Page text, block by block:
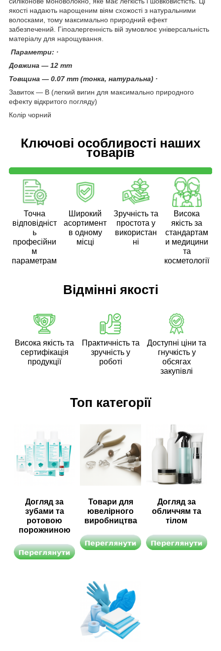
якості надають нарощеним віям схожості з натуральними
волосками, тому максимально природний ефект
забезпечений. Гіпоалергенність вій зумовлює універсальність
матеріалу для нарощування.
Параметри: ·
Довжина — 12 mm
Товщина — 0.07 mm (тонка, натуральна) ·
Завиток — В (легкий вигин для максимально природного
ефекту відкритого погляду)
Колір чорний
Ключові особливості наших
товарів
Точна
відповідніст
ь
професійни
м
параметрам
Широкий
асортимент
в одному
місці
Зручність та
простота у
використан
ні
Висока
якість за
стандартам
и медицини
та
косметології
Відмінні якості
Висока якість та
сертифікація
продукції
Практичність та
зручність у
роботі
Доступні ціни та
гнучкість у
обсягах
закупівлі
Топ категорії
Догляд за
зубами та
ротовою
порожниною
Товари для
ювелірного
виробництва
Догляд за
обличчям та
тілом